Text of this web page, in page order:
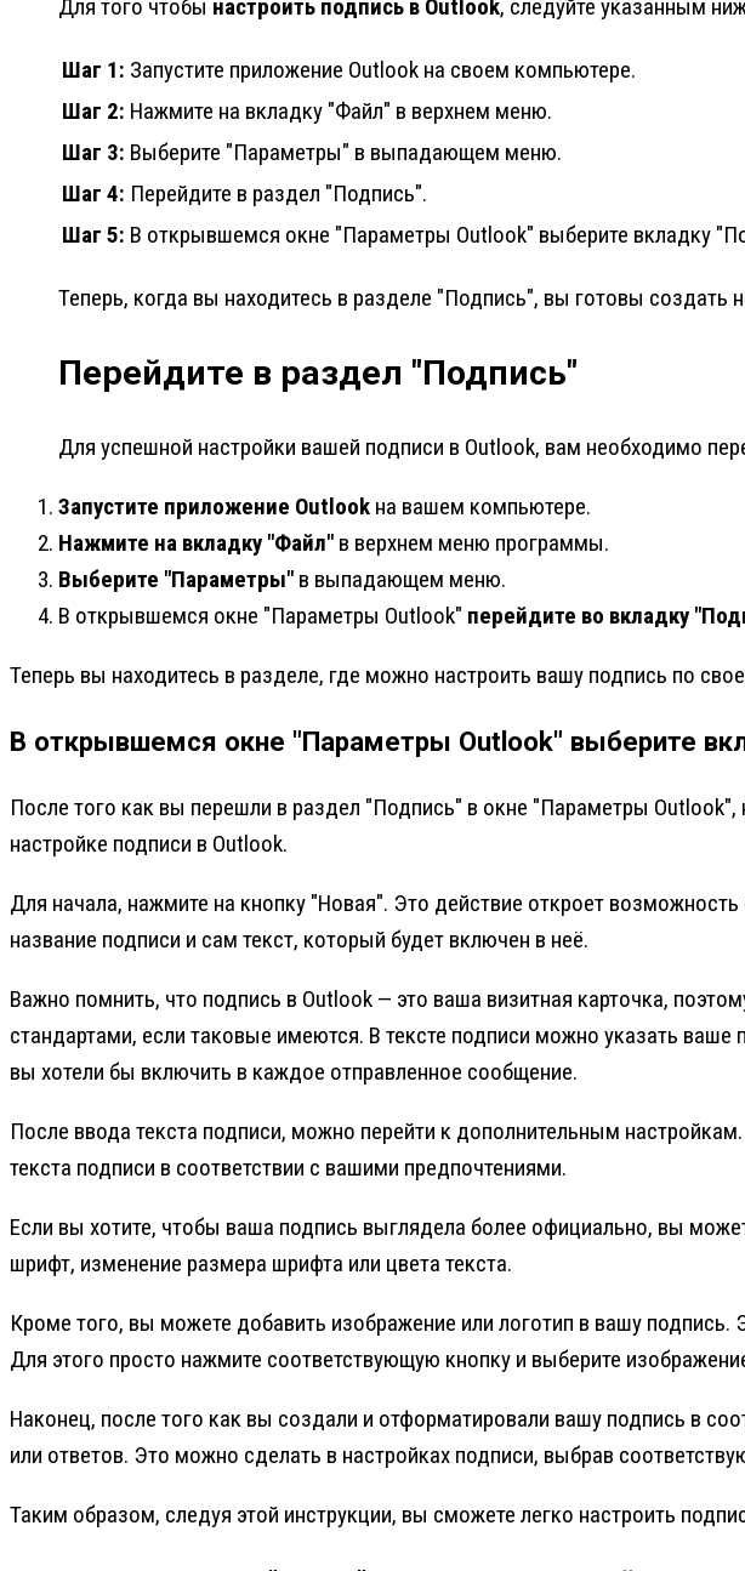
Для того чтобы настроить подпись в Outlook, следуйте указанным
Шаг 1: Запустите приложение Outlook на своем компьютере.
Шаг 2: Нажмите на вкладку "Файл" в верхнем меню.
Шаг 3: Выберите "Параметры" в выпадающем меню.
Шаг 4: Перейдите в раздел "Подпись".
Шаг 5: В открывшемся окне "Параметры Outlook" выберите вкладку
Теперь, когда вы находитесь в разделе "Подпись", вы готовы
Перейдите в раздел "Подпись"
Для успешной настройки вашей подписи в Outlook, вам необходимо
Запустите приложение Outlook на вашем компьютере.
Нажмите на вкладку "Файл" в верхнем меню программы.
Выберите "Параметры" в выпадающем меню.
В открывшемся окне "Параметры Outlook" перейдите во вкладку
Теперь вы находитесь в разделе, где можно настроить вашу подпись по
В открывшемся окне "Параметры Outlook" выберите
После того как вы перешли в раздел "Подпись" в окне "Параметры
настройке подписи в Outlook.
Для начала, нажмите на кнопку "Новая". Это действие откроет
название подписи и сам текст, который будет включен в неё.
Важно помнить, что подпись в Outlook — это ваша визитная карточка,
стандартами, если таковые имеются. В тексте подписи можно указать
вы хотели бы включить в каждое отправленное сообщение.
После ввода текста подписи, можно перейти к дополнительным
текста подписи в соответствии с вашими предпочтениями.
Если вы хотите, чтобы ваша подпись выглядела более официально, вы
шрифт, изменение размера шрифта или цвета текста.
Кроме того, вы можете добавить изображение или логотип в вашу
Для этого просто нажмите соответствующую кнопку и выберите
Наконец, после того как вы создали и отформатировали вашу подпись в
или ответов. Это можно сделать в настройках подписи, выбрав
Таким образом, следуя этой инструкции, вы сможете легко настроить